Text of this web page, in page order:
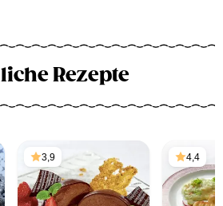
Rezepte
3,9 4,4